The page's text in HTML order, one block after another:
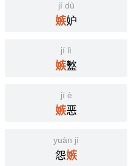
jí dù
嫉妒
jí lì
嫉盭
jī è
嫉恶
yuàn jí
怨嫉